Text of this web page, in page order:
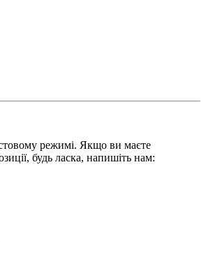
режимі. Якщо ви маєте
будь ласка, напишіть нам: